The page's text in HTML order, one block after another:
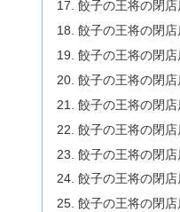
餃子の王将の閉
餃子の王将の閉
餃子の王将の閉
餃子の王将の閉
餃子の王将の閉
餃子の王将の閉
餃子の王将の閉
餃子の王将の閉
餃子の王将の閉